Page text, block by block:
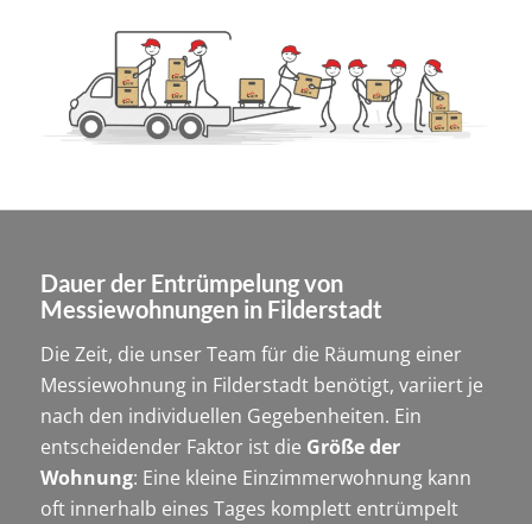
Dauer der Entrümpelung von
Messiewohnungen in Filderstadt
Die Zeit, die unser Team für die Räumung einer
Messiewohnung in Filderstadt benötigt, variiert je
nach den individuellen Gegebenheiten. Ein
entscheidender Faktor ist die Größe der
Wohnung: Eine kleine Einzimmerwohnung kann
oft innerhalb eines Tages komplett entrümpelt